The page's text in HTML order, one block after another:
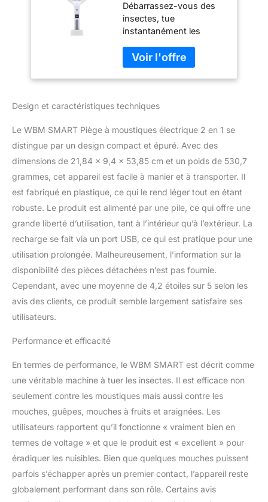
Lampe et Raquette,
tapette à Mouches
électrique
Rechargeable par
USB pour la Maison
et l'extérieur, Grille
puissante à 3
sécurité
Débarrassez-vous des
insectes, tue
instantanément les
d'insectes 2 en 1 et
lampe anti-insectes,
mains libres. Vous vous
immédiatement des
avec notre puissant
piège à insectes
électrique haute tension.
Batterie de 1200 mAh et
chargement USB rapide :
branchez sur n'importe
quel chargeur USB pour
charger cette tapette à
rapidement et
efficacement, produit le
plus pratique, pas besoin
de changer la batterie.
électrique intégrée :
voleront vers elle et
seront tués Selon les
habitudes des
moustiques, utilisez des
qui peuvent attirer les
moustiques et tuer
efficacement les
moustiques. Facile à
utiliser : ce zapper est
Design et caractéristiques techniques
Le WBM SMART Piège à moustiques électrique 2 en 1 se
distingue par un design compact et épuré. Avec des
dimensions de 21,84 x 9,4 x 53,85 cm et un poids de 530,7
grammes, cet appareil est facile à manier et à transporter. Il
est fabriqué en plastique, ce qui le rend léger tout en étant
robuste. Le produit est alimenté par une pile, ce qui offre une
grande liberté d’utilisation, tant à l’intérieur qu’à l’extérieur. La
recharge se fait via un port USB, ce qui est pratique pour une
utilisation prolongée. Malheureusement, l’information sur la
disponibilité des pièces détachées n’est pas fournie.
Cependant, avec une moyenne de 4,2 étoiles sur 5 selon les
avis des clients, ce produit semble largement satisfaire ses
utilisateurs.
Performance et efficacité
En termes de performance, le WBM SMART est décrit comme
une véritable machine à tuer les insectes. Il est efficace non
seulement contre les moustiques mais aussi contre les
mouches, guêpes, mouches à fruits et araignées. Les
utilisateurs rapportent qu’il fonctionne « vraiment bien en
termes de voltage » et que le produit est « excellent » pour
éradiquer les nuisibles. Bien que quelques mouches puissent
parfois s’échapper après un premier contact, l’appareil reste
globalement performant dans son rôle. Certains avis